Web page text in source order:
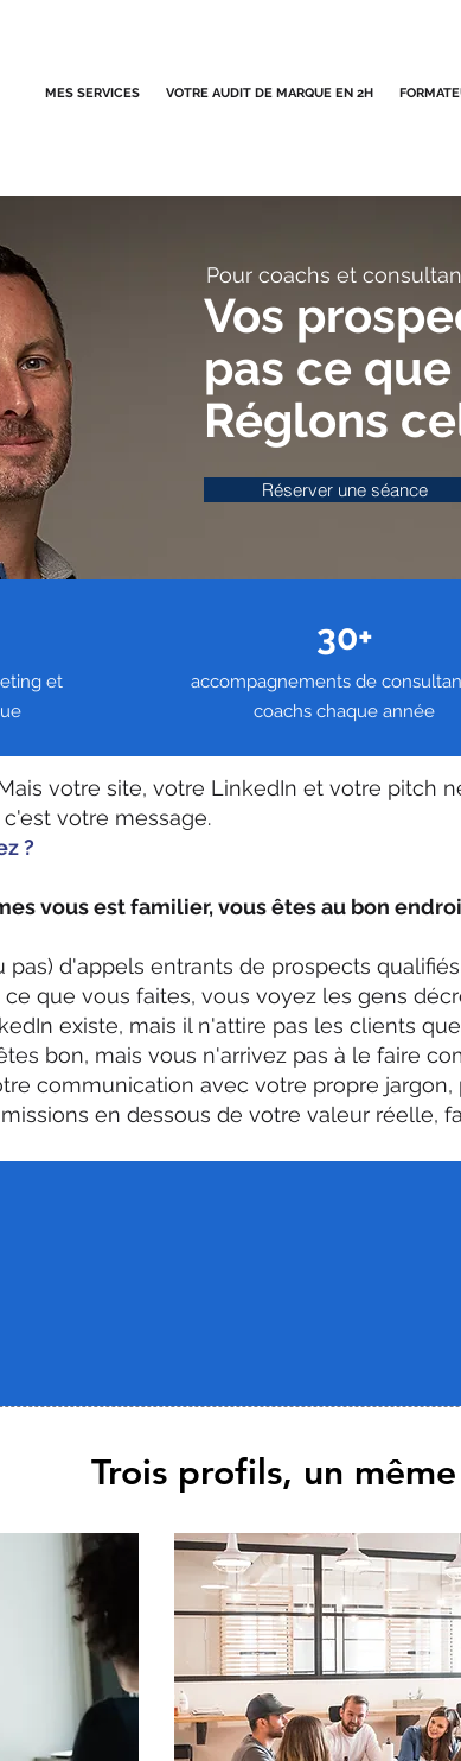
MES SERVICES VOTRE AUDIT DE MARQUE EN 2H
Pour coachs et
Vos
pas ce
Réglons
Réserver une séance
et
30+
accompagnements de
coachs chaque année
votre site, votre LinkedIn et votre pitch
votre message.
?
vous est familier, vous êtes au bon
pas) d'appels entrants de prospects
que vous faites, vous voyez les gens
existe, mais il n'attire pas les clients
bon, mais vous n'arrivez pas à le faire
communication avec votre propre
en dessous de votre valeur réelle,
Trois profils, un